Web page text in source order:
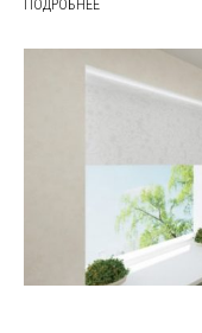
ПОДРОБНЕЕ